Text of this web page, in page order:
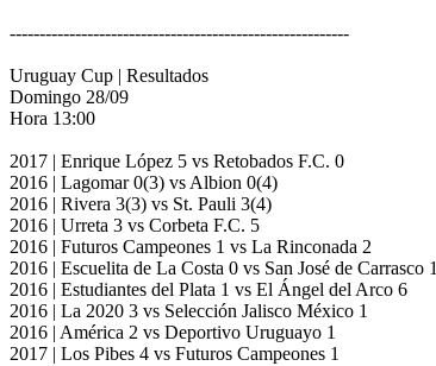
---------------------------------------------------------
Uruguay Cup | Resultados
Domingo 28/09
Hora 13:00
2017 | Enrique López 5 vs Retobados F.C. 0
2016 | Lagomar 0(3) vs Albion 0(4)
2016 | Rivera 3(3) vs St. Pauli 3(4)
2016 | Urreta 3 vs Corbeta F.C. 5
2016 | Futuros Campeones 1 vs La Rinconada 2
2016 | Escuelita de La Costa 0 vs San José de Carrasco 1
2016 | Estudiantes del Plata 1 vs El Ángel del Arco 6
2016 | La 2020 3 vs Selección Jalisco México 1
2016 | América 2 vs Deportivo Uruguayo 1
2017 | Los Pibes 4 vs Futuros Campeones 1